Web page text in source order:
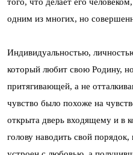
одним из многих, но
Индивидуальностью,
который любит свою Родину,
притягивающей, а не
чувство было похоже на
открыта дверь входящему и в
голову наводить свой